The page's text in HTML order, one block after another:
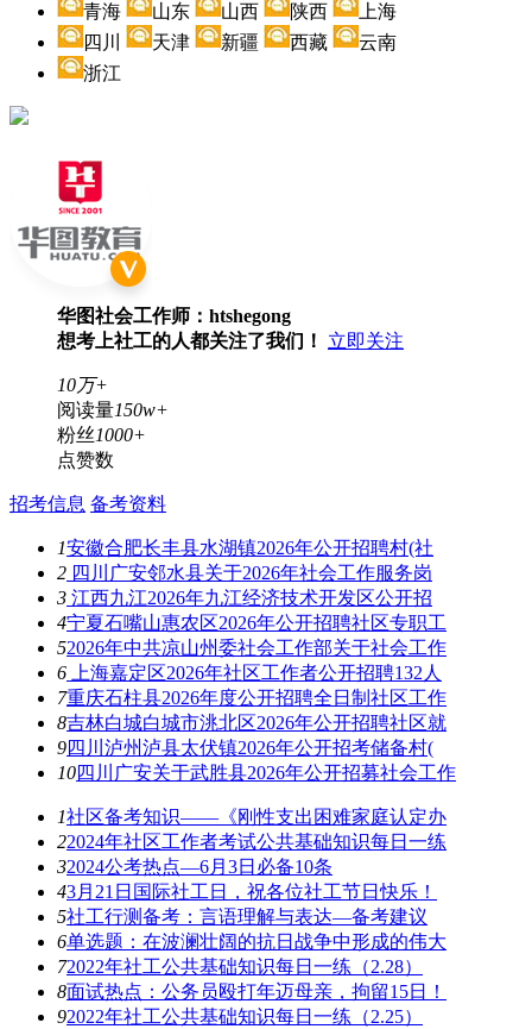
青海
山东 山西 陕西
上海
四川
天津 新疆 西藏
云南
浙江
华图社会工作师：htshegong
想考上社工的人都关注了我们！
立即关注
10万+
阅读量150w+
粉丝1000+
点赞数
招考信息 备考资料
1安徽合肥长丰县水湖镇2026年公开招聘村(社
2 四川广安邻水县关于2026年社会工作服务岗
3 江西九江2026年九江经济技术开发区公开招
4宁夏石嘴山惠农区2026年公开招聘社区专职工
52026年中共凉山州委社会工作部关于社会工作
6 上海嘉定区2026年社区工作者公开招聘132人
7重庆石柱县2026年度公开招聘全日制社区工作
8吉林白城白城市洮北区2026年公开招聘社区就
9四川泸州泸县太伏镇2026年公开招考储备村(
10四川广安关于武胜县2026年公开招募社会工作
1社区备考知识——《刚性支出困难家庭认定办
22024年社区工作者考试公共基础知识每日一练
32024公考热点—6月3日必备10条
43月21日国际社工日，祝各位社工节日快乐！
5社工行测备考：言语理解与表达—备考建议
6单选题：在波澜壮阔的抗日战争中形成的伟大
72022年社工公共基础知识每日一练（2.28）
8面试热点：公务员殴打年迈母亲，拘留15日！
92022年社工公共基础知识每日一练（2.25）